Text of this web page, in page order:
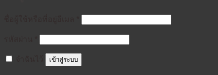
เข้าสู่ระบบ